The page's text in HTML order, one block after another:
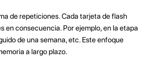
de repeticiones. Cada tarjeta de flash
en consecuencia. Por ejemplo, en la etapa
de una semana, etc. Este enfoque
a largo plazo.